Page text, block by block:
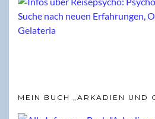
MEIN BUCH „ARKADIEN UND